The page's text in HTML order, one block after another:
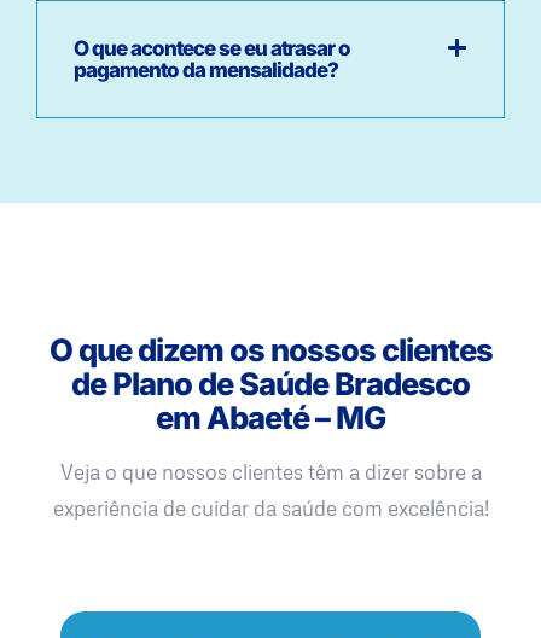
O que acontece se eu atrasar o
pagamento da mensalidade?
O que dizem os nossos clientes
de Plano de Saúde Bradesco
em Abaeté – MG
Veja o que nossos clientes têm a dizer sobre a
experiência de cuidar da saúde com excelência!